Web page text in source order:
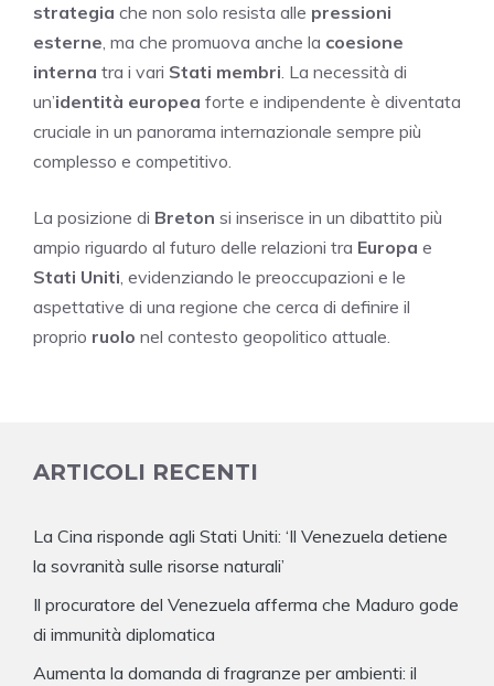
strategia che non solo resista alle pressioni
esterne, ma che promuova anche la coesione
interna tra i vari Stati membri. La necessità di
un’identità europea forte e indipendente è diventata
cruciale in un panorama internazionale sempre più
complesso e competitivo.
La posizione di Breton si inserisce in un dibattito più
ampio riguardo al futuro delle relazioni tra Europa e
Stati Uniti, evidenziando le preoccupazioni e le
aspettative di una regione che cerca di definire il
proprio ruolo nel contesto geopolitico attuale.
ARTICOLI RECENTI
La Cina risponde agli Stati Uniti: ‘Il Venezuela detiene
la sovranità sulle risorse naturali’
Il procuratore del Venezuela afferma che Maduro gode
di immunità diplomatica
Aumenta la domanda di fragranze per ambienti: il